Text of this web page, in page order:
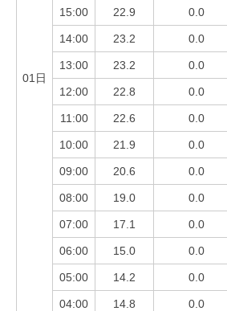
01日
15:00 22.9 0.0
14:00 23.2 0.0
13:00 23.2 0.0
12:00 22.8 0.0
11:00 22.6 0.0
10:00 21.9 0.0
09:00 20.6 0.0
08:00 19.0 0.0
07:00 17.1 0.0
06:00 15.0 0.0
05:00 14.2 0.0
04:00 14.8 0.0